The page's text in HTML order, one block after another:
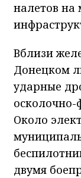
налетов
Вблизи
Донецком
ударные
осколочно-
Около
двумя